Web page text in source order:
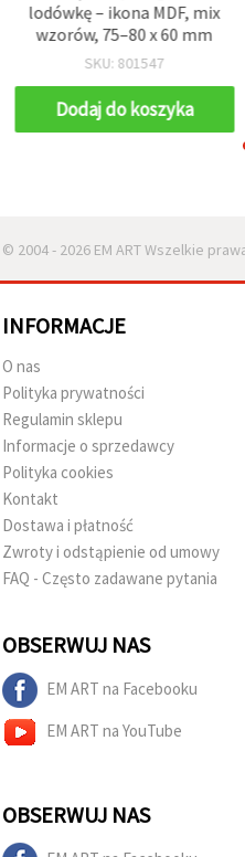
lodówkę – ikona MDF, mix
wzorów, 75–80 x 60 mm
SKU: 801547
Dodaj do koszyka
© 2004 - 2026 EM ART Wszelkie
INFORMACJE
O nas
Polityka prywatności
Regulamin sklepu
Informacje o sprzedawcy
Polityka cookies
Kontakt
Dostawa i płatność
Zwroty i odstąpienie od umowy
FAQ - Często zadawane pytania
OBSERWUJ NAS
EM ART na Facebooku
EM ART na YouTube
OBSERWUJ NAS